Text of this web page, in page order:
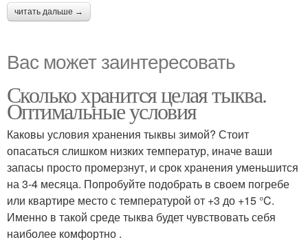
читать дальше →
Вас может заинтересовать
Сколько хранится целая тыква.
Оптимальные условия
Каковы условия хранения тыквы зимой? Стоит
опасаться слишком низких температур, иначе ваши
запасы просто промерзнут, и срок хранения уменьшится
на 3-4 месяца. Попробуйте подобрать в своем погребе
или квартире место с температурой от +3 до +15 °C.
Именно в такой среде тыква будет чувствовать себя
наиболее комфортно .